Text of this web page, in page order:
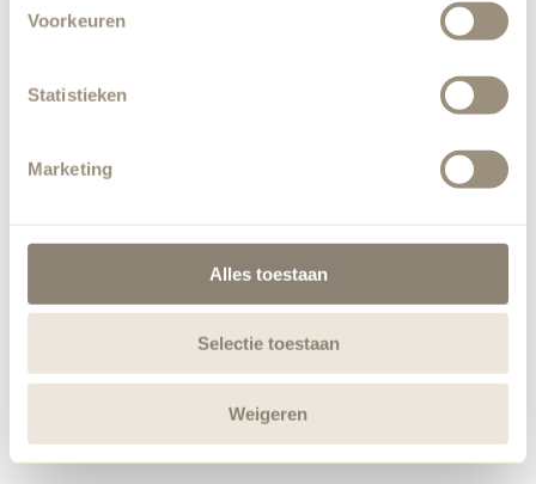
Voorkeuren
Statistieken
Marketing
Alles toestaan
Selectie toestaan
Weigeren